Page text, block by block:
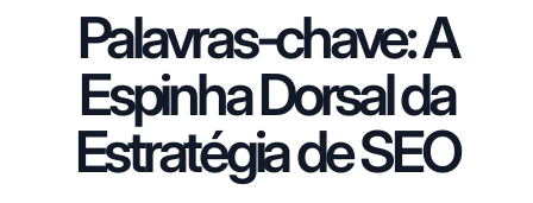
Palavras-chave: A
Espinha Dorsal da
Estratégia de SEO